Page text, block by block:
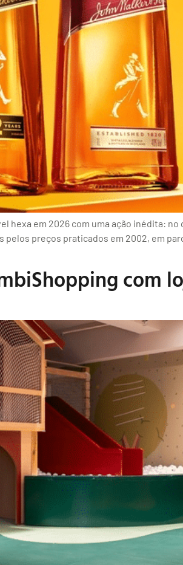
hexa em 2026 com uma ação inédita:
preços praticados em 2002, em
com